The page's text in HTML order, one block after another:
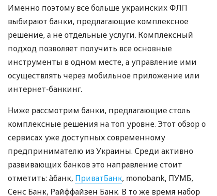
Именно поэтому все больше украинских ФЛП
выбирают банки, предлагающие комплексное
решение, а не отдельные услуги. Комплексный
подход позволяет получить все основные
инструменты в одном месте, а управление ими
осуществлять через мобильное приложение или
интернет-банкинг.
Ниже рассмотрим банки, предлагающие столь
комплексные решения на топ уровне. Этот обзор о
сервисах уже доступных современному
предпринимателю из Украины. Среди активно
развивающих банков это направление стоит
отметить: àбанк, ПриватБанк, monobank, ПУМБ,
Сенс Банк, Райффайзен Банк. В то же время набор